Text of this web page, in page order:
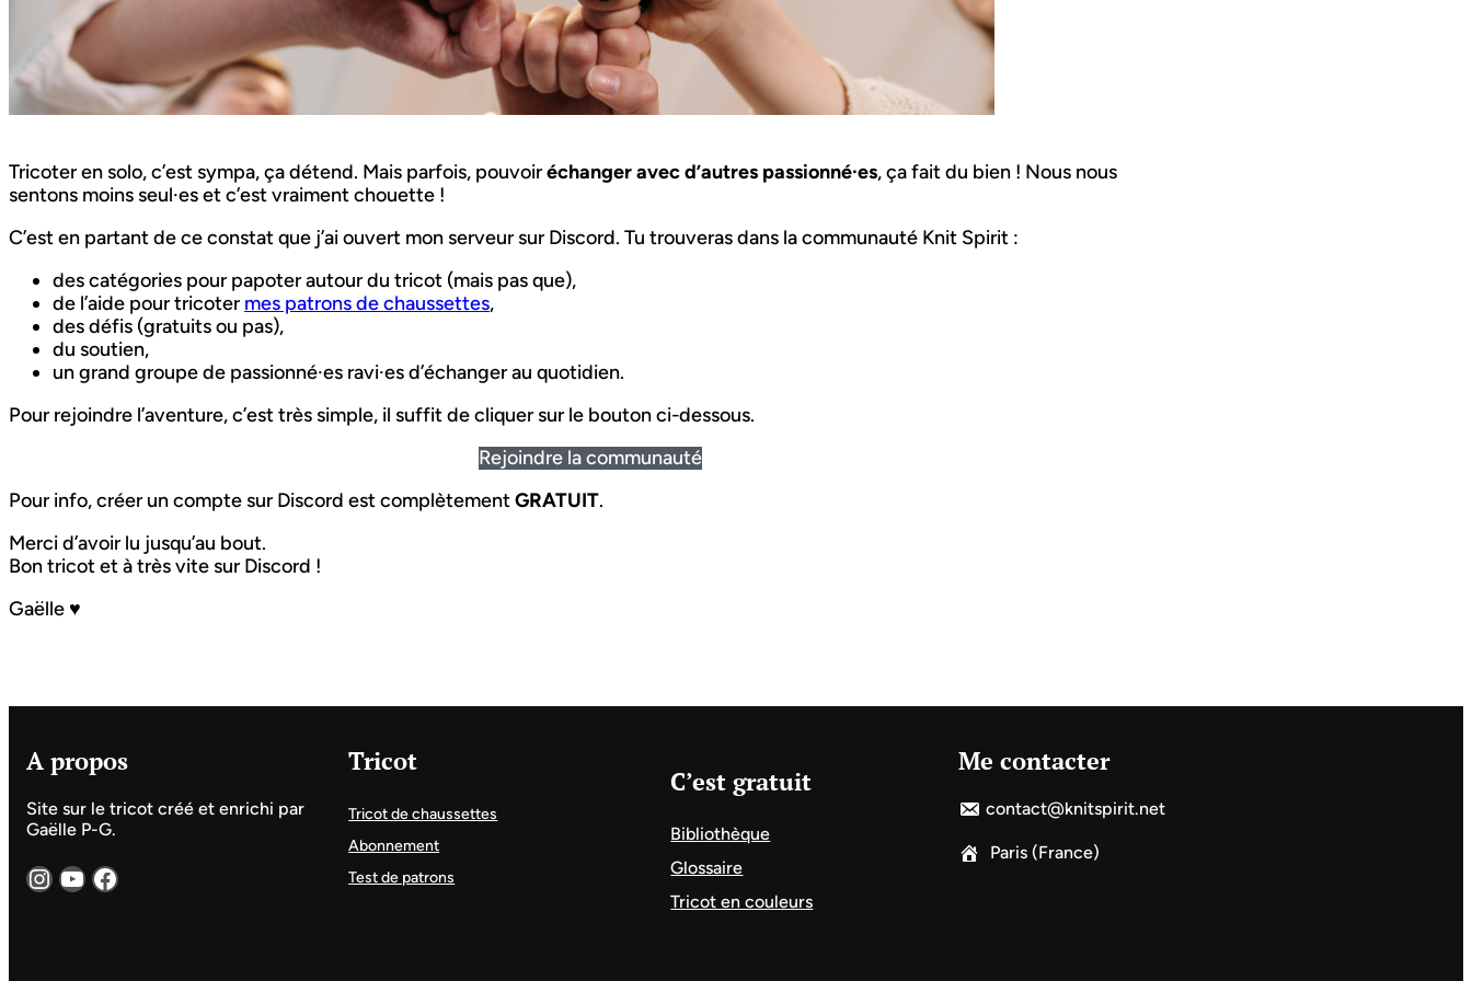
Tricoter en solo, c’est sympa, ça détend. Mais parfois, pouvoiréchanger avec d’autres passionné·es, ça fait du bien ! Nous nous
sentons moins seul·es et c’est vraiment chouette !
C’est en partant de ce constat que j’ai ouvert mon serveur sur Discord. Tu trouveras dans la communauté Knit Spirit :
des catégories pour papoter autour du tricot (mais pas que),
de l’aide pour tricoter mes patrons de chaussettes,
des défis (gratuits ou pas),
du soutien,
un grand groupe de passionné·es ravi·es d’échanger au quotidien.
Pour rejoindre l’aventure, c’est très simple, il suffit de cliquer sur le bouton ci-dessous.
Rejoindre la communauté
Pour info, créer un compte sur Discord est complètementGRATUIT.
Merci d’avoir lu jusqu’au bout.
Bon tricot et à très vite sur Discord !
Gaëlle ♥
A propos
Site sur le tricot créé et enrichi par
Gaëlle P-G.
Instagram YouTube Facebook
Tricot
Tricot de chaussettes
Abonnement
Test de patrons
C’est gratuit
Bibliothèque
Glossaire
Tricot en couleurs
Me contacter
contact@knitspirit.net
Paris (France)